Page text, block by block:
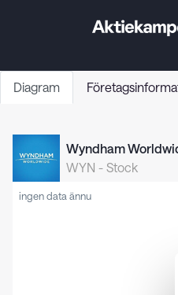
Diagram
Wyndham
WYN - Stock
ingen data ännu